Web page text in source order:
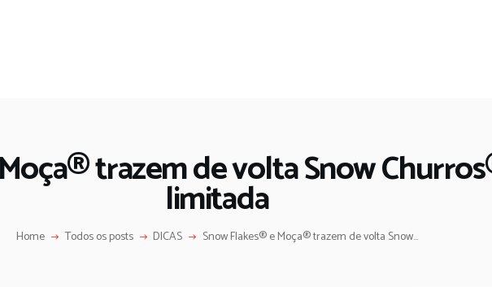
trazem de volta Snow
limitada
Home Todos os posts DICAS Snow Flakes® e Moça® trazem de volta Snow...